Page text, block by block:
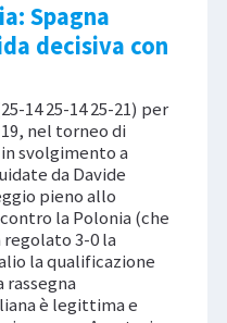
Spagna
decisiva con
14 25-14 25-21) per
nel torneo di
svolgimento a
da Davide
pieno allo
la Polonia (che
3-0 la
la qualificazione
è legittima e